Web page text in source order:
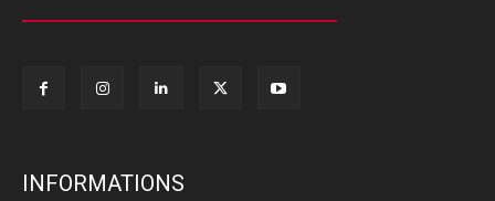
INFORMATIONS